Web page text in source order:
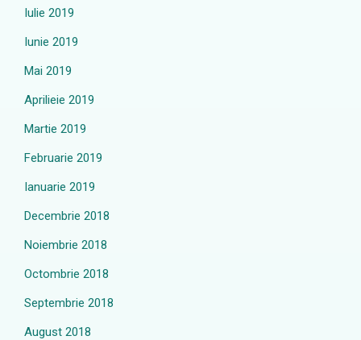
Iulie 2019
Iunie 2019
Mai 2019
Aprilieie 2019
Martie 2019
Februarie 2019
Ianuarie 2019
Decembrie 2018
Noiembrie 2018
Octombrie 2018
Septembrie 2018
August 2018